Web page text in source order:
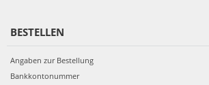
BESTELLEN
Angaben zur Bestellung
Bankkontonummer